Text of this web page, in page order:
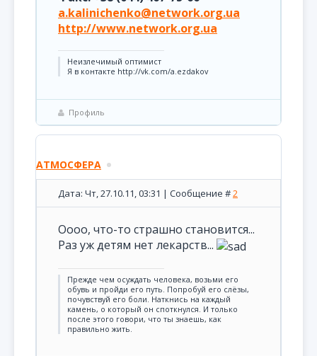
a.kalinichenko@network.org.ua
http://www.network.org.ua
Неизлечимый оптимист
Я в контакте http://vk.com/a.ezdakov
Профиль
АТМОСФЕРА
Дата: Чт, 27.10.11, 03:31 | Сообщение #2
Оооо, что-то страшно становится...
Раз уж детям нет лекарств...
Прежде чем осуждать человека, возьми его
обувь и пройди его путь. Попробуй его слёзы,
почувствуй его боли. Наткнись на каждый
камень, о который он споткнулся. И только
после этого говори, что ты знаешь, как
правильно жить.